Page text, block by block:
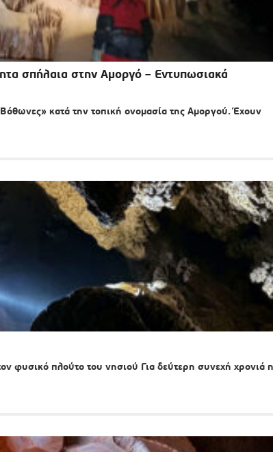
σπήλαια στην Αμοργό – Εντυπωσιακά
κατά την τοπική ονομασία της Αμοργού. Έχουν
φυσικό πλούτο του νησιού Για δεύτερη συνεχή χρονιά η